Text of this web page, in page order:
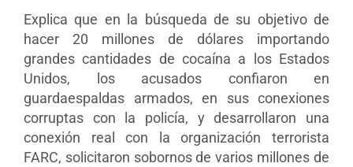
Explica que en la búsqueda de su objetivo de
hacer 20 millones de dólares importando
grandes cantidades de cocaína a los Estados
Unidos, los acusados ​​confiaron en
guardaespaldas armados, en sus conexiones
corruptas con la policía, y desarrollaron una
conexión real con la organización terrorista
FARC, solicitaron sobornos de varios millones de